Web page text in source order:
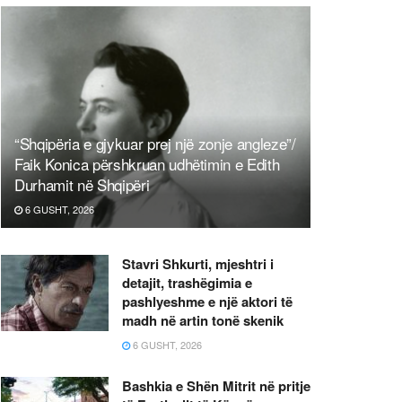
“Shqipëria e gjykuar prej një zonje angleze”/
Faik Konica përshkruan udhëtimin e Edith
Durhamit në Shqipëri
6 GUSHT, 2026
Stavri Shkurti, mjeshtri i
detajit, trashëgimia e
pashlyeshme e një aktori të
madh në artin tonë skenik
6 GUSHT, 2026
Bashkia e Shën Mitrit në pritje